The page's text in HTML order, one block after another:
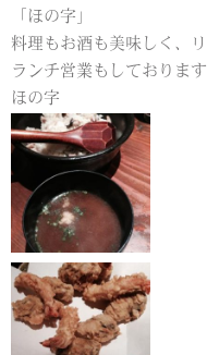
「ほの字」
料理もお酒も美味しく、
ランチ営業もしております
ほの字